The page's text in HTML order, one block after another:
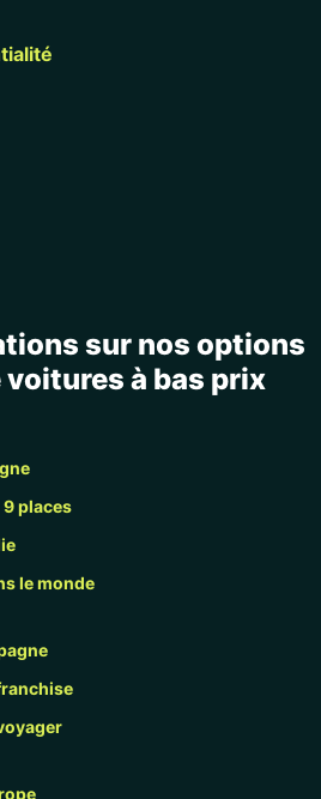
sur nos options
à bas prix
places
le monde